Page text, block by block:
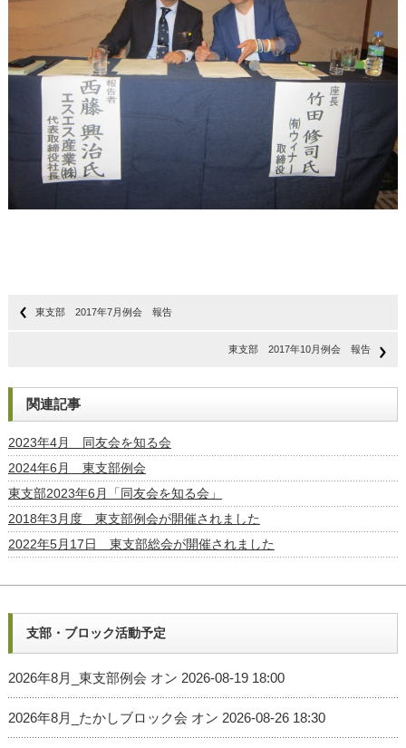
東支部 2017年7月例会 報告
東支部 2017年10月例会 報告
関連記事
2023年4月 同友会を知る会
2024年6月 東支部例会
東支部2023年6月「同友会を知る会」
2018年3月度 東支部例会が開催されました
2022年5月17日 東支部総会が開催されました
支部・ブロック活動予定
2026年8月_東支部例会 オン 2026-08-19 18:00
2026年8月_たかしブロック会 オン 2026-08-26 18:30